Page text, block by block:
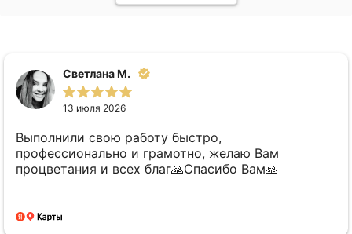
Светлана М.
13 июля 2026
Выполнили свою работу быстро,
профессионально и грамотно, желаю Вам
процветания и всех благ🙏Спасибо Вам🙏